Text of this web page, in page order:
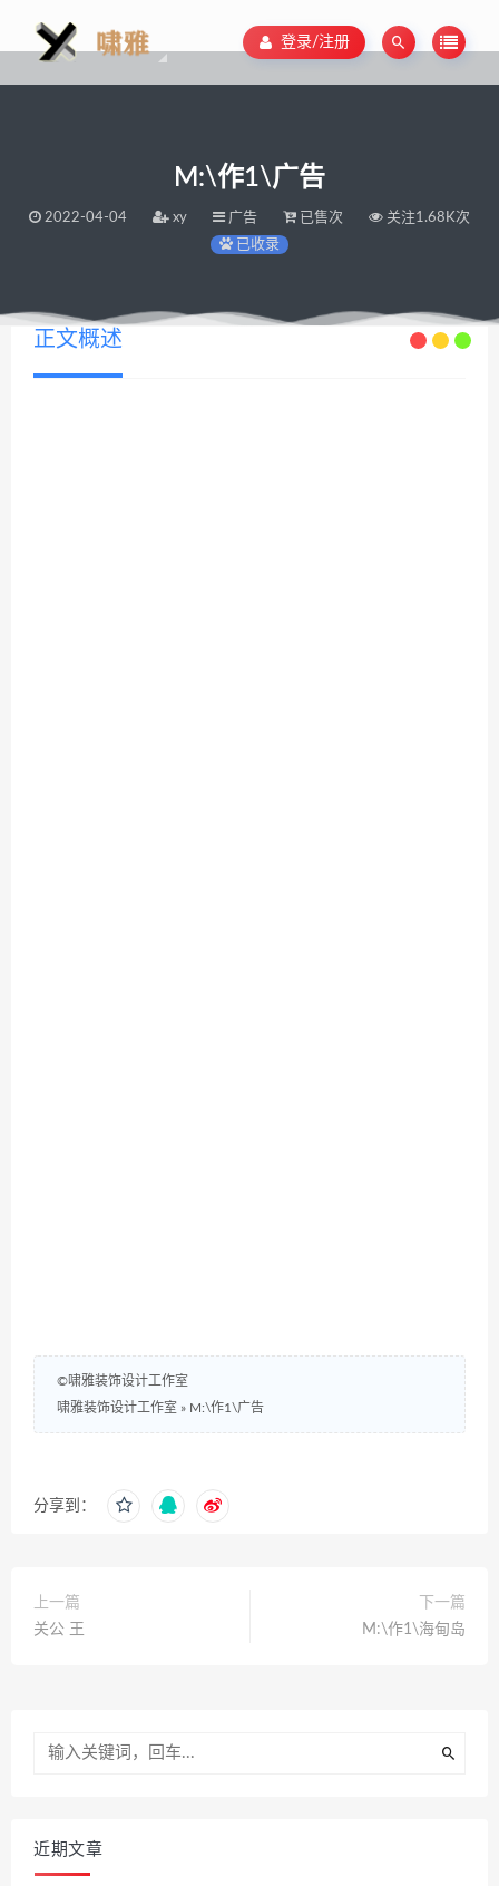
登录/注册
M:\作1\广告
2022-04-04 xy 广告 已售次
关注1.68K次
已收录
正文概述
©啸雅装饰设计工作室
啸雅装饰设计工作室 » M:\作1\广告
分享到：
上一篇
关公 王
下一篇
M:\作1\海甸岛
近期文章